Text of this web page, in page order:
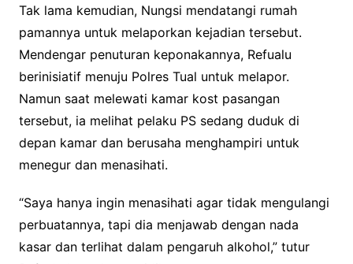
Tak lama kemudian, Nungsi mendatangi rumah
pamannya untuk melaporkan kejadian tersebut.
Mendengar penuturan keponakannya, Refualu
berinisiatif menuju Polres Tual untuk melapor.
Namun saat melewati kamar kost pasangan
tersebut, ia melihat pelaku PS sedang duduk di
depan kamar dan berusaha menghampiri untuk
menegur dan menasihati.
“Saya hanya ingin menasihati agar tidak mengulangi
perbuatannya, tapi dia menjawab dengan nada
kasar dan terlihat dalam pengaruh alkohol,” tutur